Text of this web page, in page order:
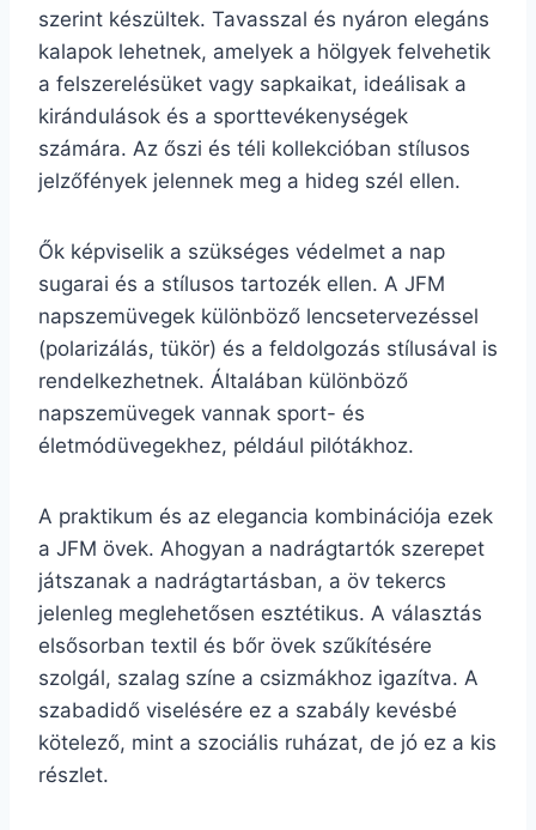
szerint készültek. Tavasszal és nyáron elegáns
kalapok lehetnek, amelyek a hölgyek felvehetik
a felszerelésüket vagy sapkaikat, ideálisak a
kirándulások és a sporttevékenységek
számára. Az őszi és téli kollekcióban stílusos
jelzőfények jelennek meg a hideg szél ellen.
Ők képviselik a szükséges védelmet a nap
sugarai és a stílusos tartozék ellen. A JFM
napszemüvegek különböző lencsetervezéssel
(polarizálás, tükör) és a feldolgozás stílusával is
rendelkezhetnek. Általában különböző
napszemüvegek vannak sport- és
életmódüvegekhez, például pilótákhoz.
A praktikum és az elegancia kombinációja ezek
a JFM övek. Ahogyan a nadrágtartók szerepet
játszanak a nadrágtartásban, a öv tekercs
jelenleg meglehetősen esztétikus. A választás
elsősorban textil és bőr övek szűkítésére
szolgál, szalag színe a csizmákhoz igazítva. A
szabadidő viselésére ez a szabály kevésbé
kötelező, mint a szociális ruházat, de jó ez a kis
részlet.